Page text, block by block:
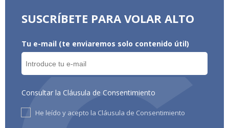
SUSCRÍBETE PARA VOLAR ALTO
Tu e-mail (te enviaremos solo contenido útil)
Consultar la Cláusula de Consentimiento
He leído y acepto la Cláusula de Consentimiento